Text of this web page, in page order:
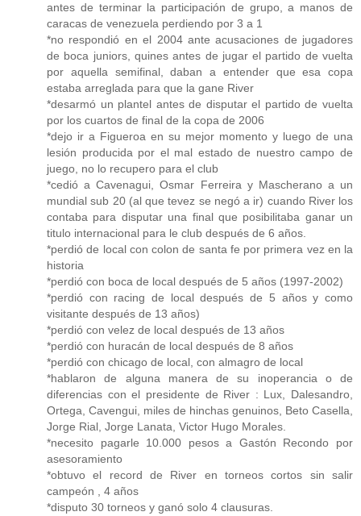
antes de terminar la participación de grupo, a manos de
caracas de venezuela perdiendo por 3 a 1
*no respondió en el 2004 ante acusaciones de jugadores
de boca juniors, quines antes de jugar el partido de vuelta
por aquella semifinal, daban a entender que esa copa
estaba arreglada para que la gane River
*desarmó un plantel antes de disputar el partido de vuelta
por los cuartos de final de la copa de 2006
*dejo ir a Figueroa en su mejor momento y luego de una
lesión producida por el mal estado de nuestro campo de
juego, no lo recupero para el club
*cedió a Cavenagui, Osmar Ferreira y Mascherano a un
mundial sub 20 (al que tevez se negó a ir) cuando River los
contaba para disputar una final que posibilitaba ganar un
titulo internacional para le club después de 6 años.
*perdió de local con colon de santa fe por primera vez en la
historia
*perdió con boca de local después de 5 años (1997-2002)
*perdió con racing de local después de 5 años y como
visitante después de 13 años)
*perdió con velez de local después de 13 años
*perdió con huracán de local después de 8 años
*perdió con chicago de local, con almagro de local
*hablaron de alguna manera de su inoperancia o de
diferencias con el presidente de River : Lux, Dalesandro,
Ortega, Cavengui, miles de hinchas genuinos, Beto Casella,
Jorge Rial, Jorge Lanata, Victor Hugo Morales.
*necesito pagarle 10.000 pesos a Gastón Recondo por
asesoramiento
*obtuvo el record de River en torneos cortos sin salir
campeón , 4 años
*disputo 30 torneos y ganó solo 4 clausuras.